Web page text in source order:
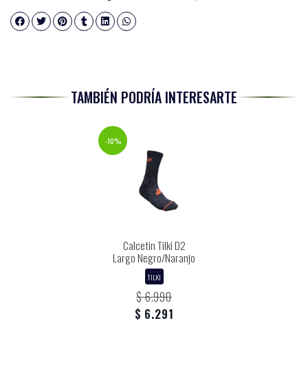
TAMBIÉN PODRÍA INTERESARTE
-10%
Calcetin Tilki D2
Largo Negro/Naranjo
TILKI
$ 6.990
$ 6.291